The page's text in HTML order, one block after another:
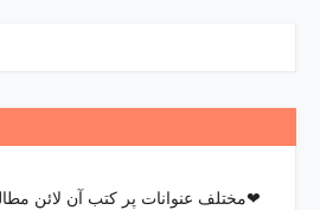
❤مختلف عنوانات پر کتب آن لائن مطالعہ اور ڈاؤن لوڈ کریں❤